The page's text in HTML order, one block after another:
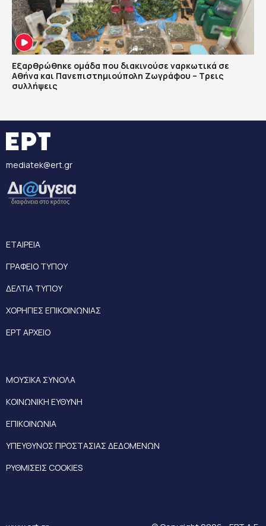
Εξαρθρώθηκε ομάδα που διακινούσε ναρκωτικά σε
Αθήνα και Πανεπιστημιούπολη Ζωγράφου – Τρεις
συλλήψεις
mediatek@ert.gr
ΕΤΑΙΡΕΙΑ
ΓΡΑΦΕΙΟ ΤΥΠΟΥ
ΔΕΛΤΙΑ ΤΥΠΟΥ
ΧΟΡΗΓΙΕΣ ΕΠΙΚΟΙΝΩΝΙΑΣ
ΕΡΤ ΑΡΧΕΙΟ
ΜΟΥΣΙΚΑ ΣΥΝΟΛΑ
ΚΟΙΝΩΝΙΚΗ ΕΥΘΥΝΗ
ΕΠΙΚΟΙΝΩΝΙΑ
ΥΠΕΥΘΥΝΟΣ ΠΡΟΣΤΑΣΙΑΣ ΔΕΔΟΜΕΝΩΝ
ΡΥΘΜΙΣΕΙΣ COOKIES